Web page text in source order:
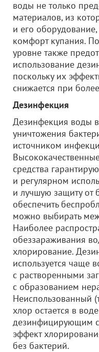
воды не только
материалов, из
и его
комфорт купания.
уровне также
использование
поскольку их
снижается при
Дезинфекция
Дезинфекция воды
уничтожения
источником
средства
и регулярном
и лучшую защиту от
обеспечить
можно выбирать
Наиболее
обеззараживания
хлорирование.
используется чаще
с растворенными
с образованием
Неиспользованный
хлор остается в
дезинфицирующим
эффект
без бактерий.